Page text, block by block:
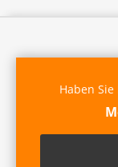
Haben